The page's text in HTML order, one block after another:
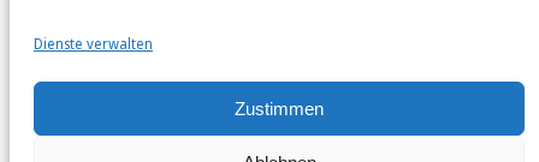
Dienste verwalten
Zustimmen